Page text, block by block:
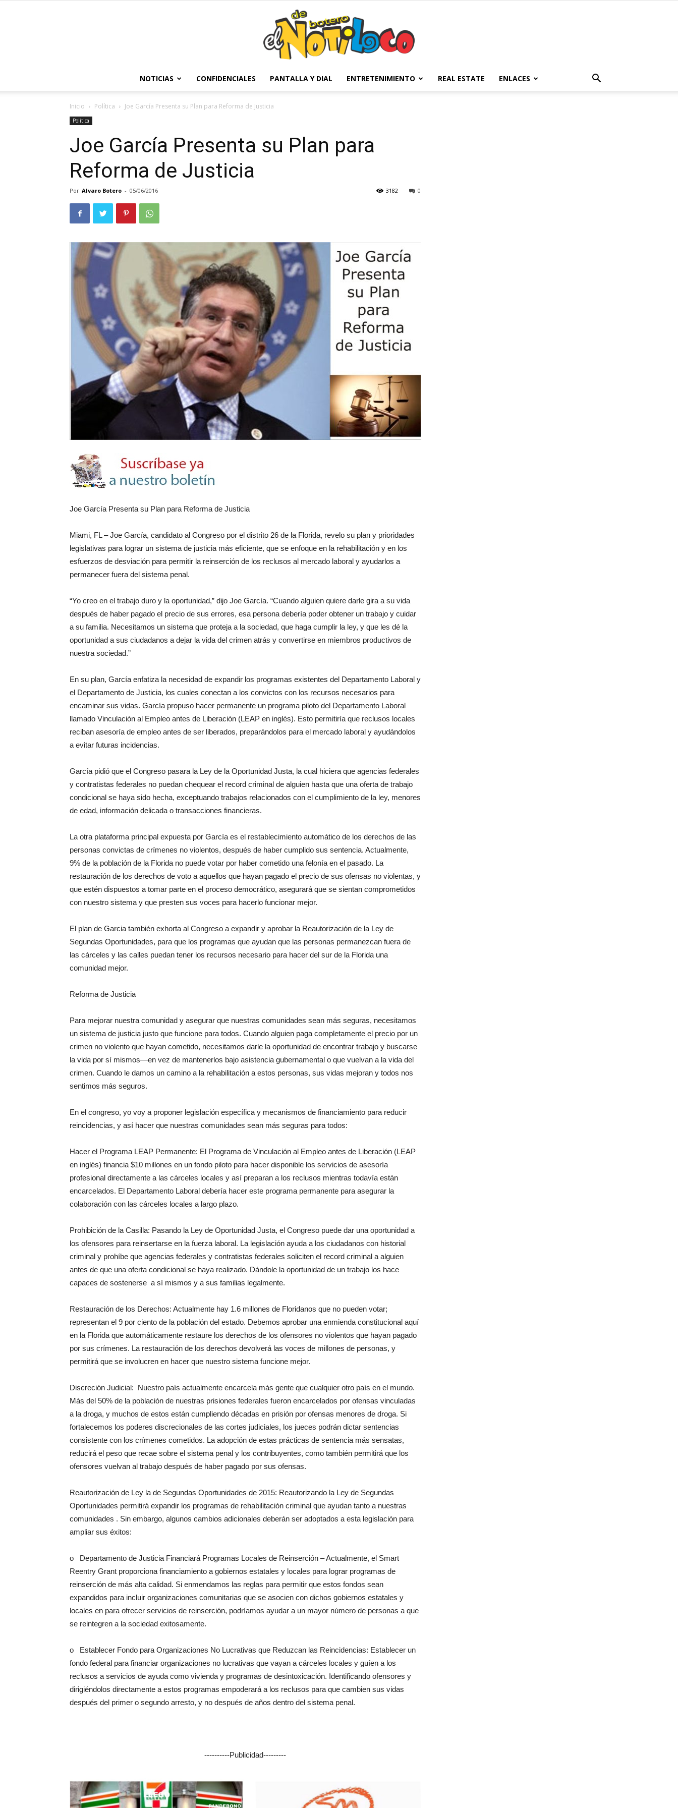
Botero
NOTICIAS CONFIDENCIALES PANTALLA Y DIAL ENTRETENIMIENTO REAL ESTATE ENLACES
Inicio Política Joe García Presenta su Plan para Reforma de Justicia
Política
Joe García Presenta su Plan para
Reforma de Justicia
Por Alvaro Botero - 05/06/2016 0
3182
Joe García Presenta su Plan para Reforma de Justicia
Miami, FL – Joe García, candidato al Congreso por el distrito 26 de la Florida, revelo su plan y prioridades
legislativas para lograr un sistema de justicia más eficiente, que se enfoque en la rehabilitación y en los
esfuerzos de desviación para permitir la reinserción de los reclusos al mercado laboral y ayudarlos a
permanecer fuera del sistema penal.
“Yo creo en el trabajo duro y la oportunidad,” dijo Joe García. “Cuando alguien quiere darle gira a su vida
después de haber pagado el precio de sus errores, esa persona debería poder obtener un trabajo y cuidar
a su familia. Necesitamos un sistema que proteja a la sociedad, que haga cumplir la ley, y que les dé la
oportunidad a sus ciudadanos a dejar la vida del crimen atrás y convertirse en miembros productivos de
nuestra sociedad.”
En su plan, García enfatiza la necesidad de expandir los programas existentes del Departamento Laboral y
el Departamento de Justicia, los cuales conectan a los convictos con los recursos necesarios para
encaminar sus vidas. García propuso hacer permanente un programa piloto del Departamento Laboral
llamado Vinculación al Empleo antes de Liberación (LEAP en inglés). Esto permitiría que reclusos locales
reciban asesoría de empleo antes de ser liberados, preparándolos para el mercado laboral y ayudándolos
a evitar futuras incidencias.
García pidió que el Congreso pasara la Ley de la Oportunidad Justa, la cual hiciera que agencias federales
y contratistas federales no puedan chequear el record criminal de alguien hasta que una oferta de trabajo
condicional se haya sido hecha, exceptuando trabajos relacionados con el cumplimiento de la ley, menores
de edad, información delicada o transacciones financieras.
La otra plataforma principal expuesta por García es el restablecimiento automático de los derechos de las
personas convictas de crímenes no violentos, después de haber cumplido sus sentencia. Actualmente,
9% de la población de la Florida no puede votar por haber cometido una felonía en el pasado. La
restauración de los derechos de voto a aquellos que hayan pagado el precio de sus ofensas no violentas, y
que estén dispuestos a tomar parte en el proceso democrático, asegurará que se sientan comprometidos
con nuestro sistema y que presten sus voces para hacerlo funcionar mejor.
El plan de Garcia también exhorta al Congreso a expandir y aprobar la Reautorización de la Ley de
Segundas Oportunidades, para que los programas que ayudan que las personas permanezcan fuera de
las cárceles y las calles puedan tener los recursos necesario para hacer del sur de la Florida una
comunidad mejor.
Reforma de Justicia
Para mejorar nuestra comunidad y asegurar que nuestras comunidades sean más seguras, necesitamos
un sistema de justicia justo que funcione para todos. Cuando alguien paga completamente el precio por un
crimen no violento que hayan cometido, necesitamos darle la oportunidad de encontrar trabajo y buscarse
la vida por sí mismos—en vez de mantenerlos bajo asistencia gubernamental o que vuelvan a la vida del
crimen. Cuando le damos un camino a la rehabilitación a estos personas, sus vidas mejoran y todos nos
sentimos más seguros.
En el congreso, yo voy a proponer legislación específica y mecanismos de financiamiento para reducir
reincidencias, y así hacer que nuestras comunidades sean más seguras para todos:
Hacer el Programa LEAP Permanente: El Programa de Vinculación al Empleo antes de Liberación (LEAP
en inglés) financia $10 millones en un fondo piloto para hacer disponible los servicios de asesoría
profesional directamente a las cárceles locales y así preparan a los reclusos mientras todavía están
encarcelados. El Departamento Laboral debería hacer este programa permanente para asegurar la
colaboración con las cárceles locales a largo plazo.
Prohibición de la Casilla: Pasando la Ley de Oportunidad Justa, el Congreso puede dar una oportunidad a
los ofensores para reinsertarse en la fuerza laboral. La legislación ayuda a los ciudadanos con historial
criminal y prohíbe que agencias federales y contratistas federales soliciten el record criminal a alguien
antes de que una oferta condicional se haya realizado. Dándole la oportunidad de un trabajo los hace
capaces de sostenerse a sí mismos y a sus familias legalmente.
Restauración de los Derechos: Actualmente hay 1.6 millones de Floridanos que no pueden votar;
representan el 9 por ciento de la población del estado. Debemos aprobar una enmienda constitucional aquí
en la Florida que automáticamente restaure los derechos de los ofensores no violentos que hayan pagado
por sus crímenes. La restauración de los derechos devolverá las voces de millones de personas, y
permitirá que se involucren en hacer que nuestro sistema funcione mejor.
Discreción Judicial: Nuestro país actualmente encarcela más gente que cualquier otro país en el mundo.
Más del 50% de la población de nuestras prisiones federales fueron encarcelados por ofensas vinculadas
a la droga, y muchos de estos están cumpliendo décadas en prisión por ofensas menores de droga. Si
fortalecemos los poderes discrecionales de las cortes judiciales, los jueces podrán dictar sentencias
consistente con los crímenes cometidos. La adopción de estas prácticas de sentencia más sensatas,
reducirá el peso que recae sobre el sistema penal y los contribuyentes, como también permitirá que los
ofensores vuelvan al trabajo después de haber pagado por sus ofensas.
Reautorización de Ley la de Segundas Oportunidades de 2015: Reautorizando la Ley de Segundas
Oportunidades permitirá expandir los programas de rehabilitación criminal que ayudan tanto a nuestras
comunidades . Sin embargo, algunos cambios adicionales deberán ser adoptados a esta legislación para
ampliar sus éxitos:
o Departamento de Justicia Financiará Programas Locales de Reinserción – Actualmente, el Smart
Reentry Grant proporciona financiamiento a gobiernos estatales y locales para lograr programas de
reinserción de más alta calidad. Si enmendamos las reglas para permitir que estos fondos sean
expandidos para incluir organizaciones comunitarias que se asocien con dichos gobiernos estatales y
locales en para ofrecer servicios de reinserción, podríamos ayudar a un mayor número de personas a que
se reintegren a la sociedad exitosamente.
o Establecer Fondo para Organizaciones No Lucrativas que Reduzcan las Reincidencias: Establecer un
fondo federal para financiar organizaciones no lucrativas que vayan a cárceles locales y guíen a los
reclusos a servicios de ayuda como vivienda y programas de desintoxicación. Identificando ofensores y
dirigiéndolos directamente a estos programas empoderará a los reclusos para que cambien sus vidas
después del primer o segundo arresto, y no después de años dentro del sistema penal.
----------Publicidad---------